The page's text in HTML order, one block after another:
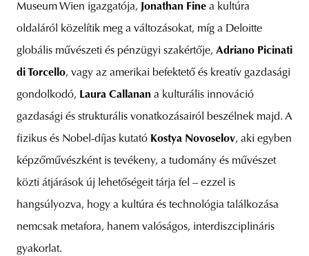
Museum Wien igazgatója, Jonathan Fine a kultúra
oldaláról közelítik meg a változásokat, míg a Deloitte
globális művészeti és pénzügyi szakértője, Adriano Picinati
di Torcello, vagy az amerikai befektető és kreatív gazdasági
gondolkodó, Laura Callanan a kulturális innováció
gazdasági és strukturális vonatkozásairól beszélnek majd. A
fizikus és Nobel-díjas kutató Kostya Novoselov, aki egyben
képzőművészként is tevékeny, a tudomány és művészet
közti átjárások új lehetőségeit tárja fel – ezzel is
hangsúlyozva, hogy a kultúra és technológia találkozása
nemcsak metafora, hanem valóságos, interdiszciplináris
gyakorlat.